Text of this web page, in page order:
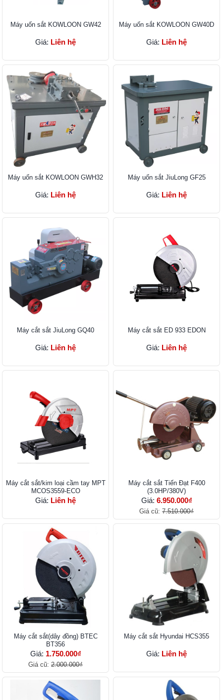
Máy uốn sắt KOWLOON GW42
Giá: Liên hệ
Máy uốn sắt KOWLOON GW40D
Giá: Liên hệ
Máy uốn sắt KOWLOON GWH32
Giá: Liên hệ
Máy uốn sắt JiuLong GF25
Giá: Liên hệ
Máy cắt sắt JiuLong GQ40
Giá: Liên hệ
Máy cắt sắt ED 933 EDON
Giá: Liên hệ
Máy cắt sắt/kim loại cầm tay MPT
MCOS3559-ECO
Giá: Liên hệ
Máy cắt sắt Tiến Đạt F400
(3.0HP/380V)
Giá: 6.950.000₫
Giá cũ: 7.510.000₫
Máy cắt sắt(dây đồng) BTEC
BT356
Giá: 1.750.000₫
Giá cũ: 2.000.000₫
Máy cắt sắt Hyundai HCS355
Giá: Liên hệ